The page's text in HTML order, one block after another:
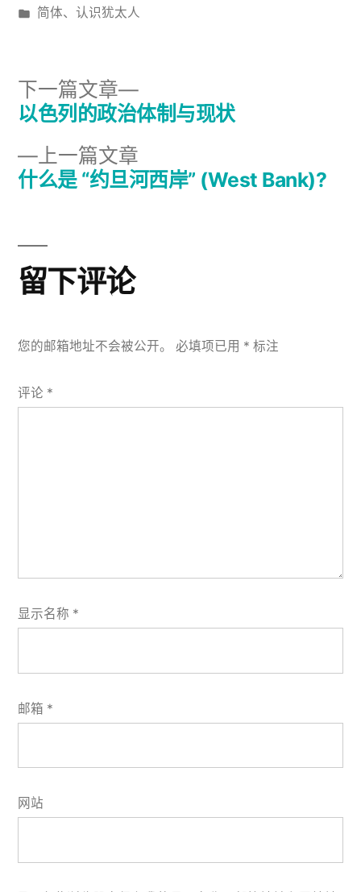
布
发
简体、 认识犹太人
文
章
导
航
上一篇文章
一
什么是 “约旦河西岸” (West Bank)?
下一篇文章
下
一
章：
以色列的政治体制与现状
留下评论
您的邮箱地址不会被公开。 必填项已用 * 标注
评论 *
显示名称 *
邮箱 *
网站